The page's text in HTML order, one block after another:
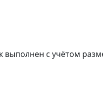
выполнен с учётом